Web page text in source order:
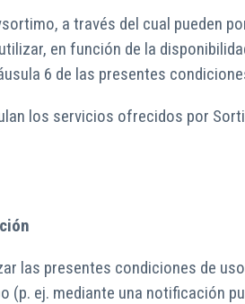
a través del cual pueden
en función de la
6 de las presentes
los servicios ofrecidos por
las presentes condiciones de
ej. mediante una notificación